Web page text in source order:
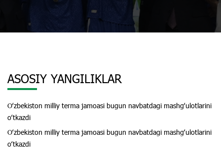
ASOSIY YANGILIKLAR
Oʻzbekiston milliy terma jamoasi bugun navbatdagi mashgʻulotlarini
oʻtkazdi
Oʻzbekiston milliy terma jamoasi bugun navbatdagi mashgʻulotlarini
oʻtkazdi